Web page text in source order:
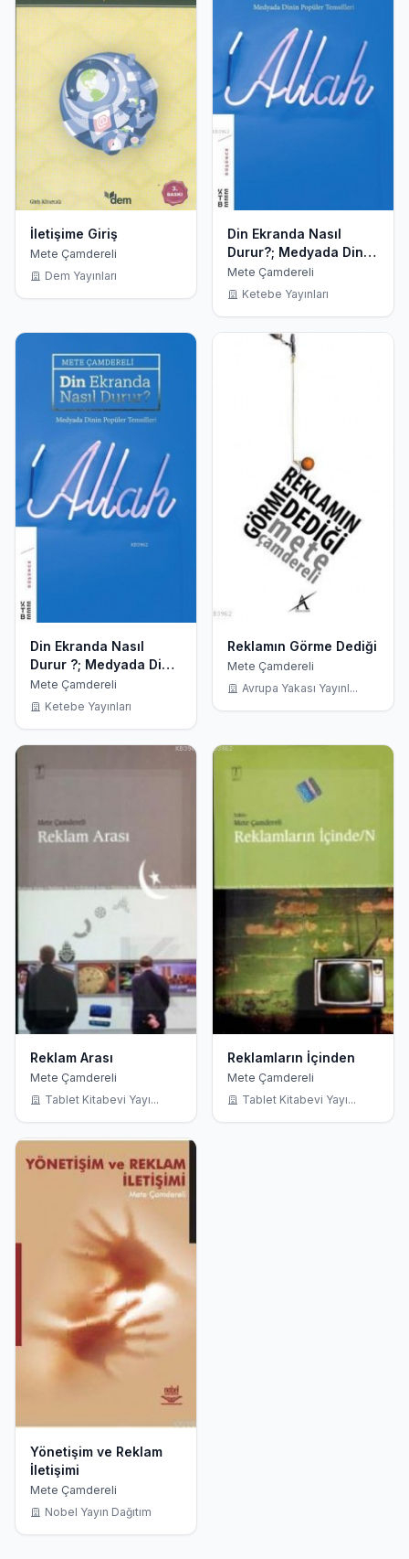
İletişime Giriş
Mete Çamdereli
Dem Yayınları
Din Ekranda Nasıl
Durur?; Medyada Dinin
Popüler Temsilleri
Mete Çamdereli
Ketebe Yayınları
Din Ekranda Nasıl
Durur ?; Medyada Dinin
Popüler Temsilleri
Mete Çamdereli
Ketebe Yayınları
Reklamın Görme Dediği
Mete Çamdereli
Avrupa Yakası Yayınl...
Reklam Arası
Mete Çamdereli
Tablet Kitabevi Yayı...
Reklamların İçinden
Mete Çamdereli
Tablet Kitabevi Yayı...
Yönetişim ve Reklam
İletişimi
Mete Çamdereli
Nobel Yayın Dağıtım